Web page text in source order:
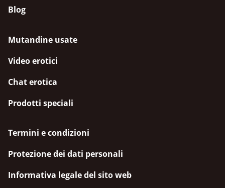
Blog
Mutandine usate
Video erotici
Chat erotica
Prodotti speciali
Termini e condizioni
Protezione dei dati personali
Informativa legale del sito web